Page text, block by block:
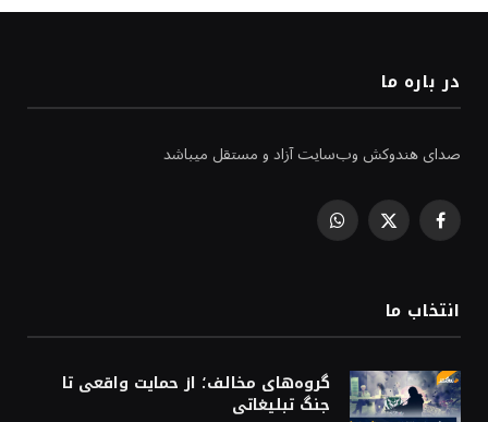
در باره ما
صدای هندوکش وب‌سایت آزاد و مستقل میباشد
Facebook
X
WhatsApp
انتخاب ما
گروه‌های مخالف؛ از حمایت واقعی تا
جنگ تبلیغاتی